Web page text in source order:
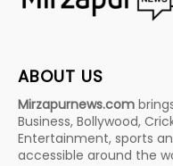
ABOUT US
Mirzapurnews.com
Business, Bollywood,
Entertainment, sports
accessible around the